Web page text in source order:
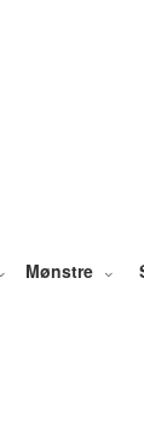
Mønstre